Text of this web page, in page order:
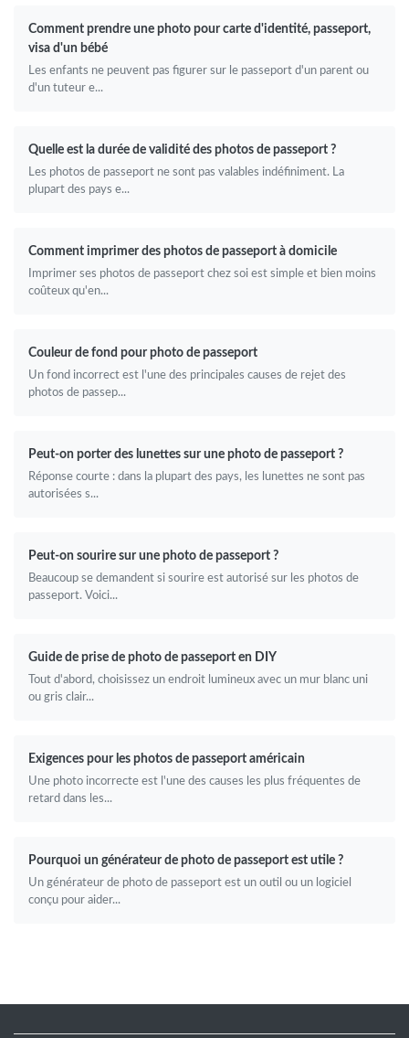
Comment prendre une photo pour carte d'identité, passeport,
visa d'un bébé
Les enfants ne peuvent pas figurer sur le passeport d'un parent ou
d'un tuteur e...
Quelle est la durée de validité des photos de passeport ?
Les photos de passeport ne sont pas valables indéfiniment. La
plupart des pays e...
Comment imprimer des photos de passeport à domicile
Imprimer ses photos de passeport chez soi est simple et bien moins
coûteux qu'en...
Couleur de fond pour photo de passeport
Un fond incorrect est l'une des principales causes de rejet des
photos de passep...
Peut-on porter des lunettes sur une photo de passeport ?
Réponse courte : dans la plupart des pays, les lunettes ne sont pas
autorisées s...
Peut-on sourire sur une photo de passeport ?
Beaucoup se demandent si sourire est autorisé sur les photos de
passeport. Voici...
Guide de prise de photo de passeport en DIY
Tout d'abord, choisissez un endroit lumineux avec un mur blanc uni
ou gris clair...
Exigences pour les photos de passeport américain
Une photo incorrecte est l'une des causes les plus fréquentes de
retard dans les...
Pourquoi un générateur de photo de passeport est utile ?
Un générateur de photo de passeport est un outil ou un logiciel
conçu pour aider...